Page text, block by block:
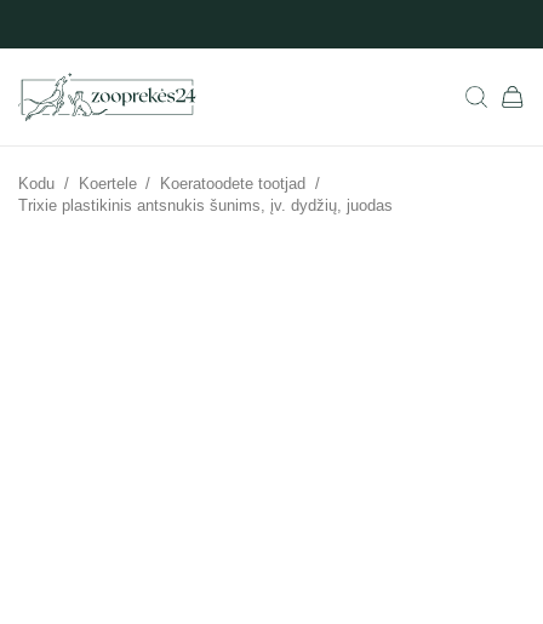
Kodu / Koertele / Koeratoodete tootjad /
Trixie plastikinis antsnukis šunims, įv. dydžių, juodas